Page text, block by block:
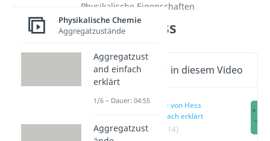
Physikalische Eigenschaften
Satz von Hess
Wichtige Inhalte in diesem Video
Satz von Hess
einfach erklärt
(00:14)
Physikalische Chemie
Aggregatzustände
Aggregatzust
and einfach
erklärt
1/6 – Dauer: 04:55
Aggregatzust